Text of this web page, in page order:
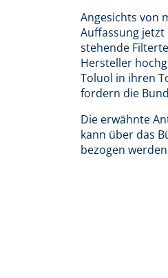
Angesichts von
Auffassung jetzt
stehende
Hersteller
Toluol in ihren
fordern die
Die erwähnte
kann über das
bezogen